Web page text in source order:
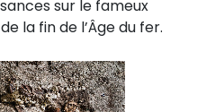
sur le fameux
la fin de l’Âge du fer.